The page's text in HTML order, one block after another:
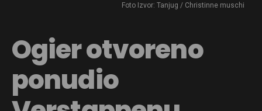
Foto Izvor: Tanjug / Christinne muschi
Ogier otvoreno
ponudio